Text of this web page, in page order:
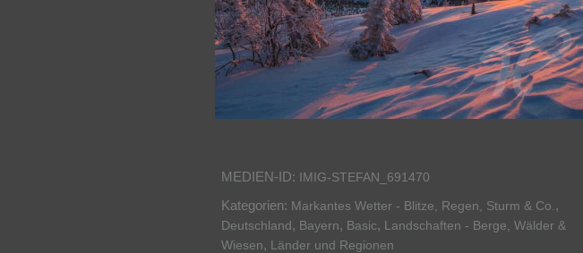
MEDIEN-ID: IMIG-STEFAN_691470
Kategorien: Markantes Wetter - Blitze, Regen, Sturm & Co. ,
Deutschland, Bayern, Basic, Landschaften - Berge, Wälder &
Wiesen, Länder und Regionen